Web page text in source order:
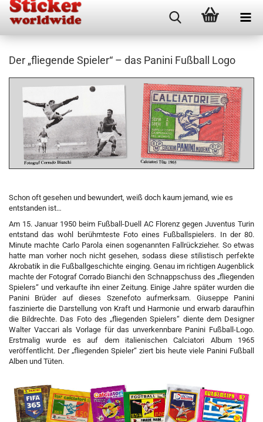
Der „fliegende Spieler“ – das Panini Fußball Logo
Schon oft gesehen und bewundert, weiß doch kaum jemand, wie es
entstanden ist…
Am 15. Januar 1950 beim Fußball-Duell AC Florenz gegen Juventus Turin
entstand das wohl berühmteste Foto eines Fußballspielers. In der 80.
Minute machte Carlo Parola einen sogenannten Fallrückzieher. So etwas
hatte man vorher noch nicht gesehen, sodass diese stilistisch perfekte
Akrobatik in die Fußballgeschichte einging. Genau im richtigen Augenblick
machte der Fotograf Corrado Bianchi den Schnappschuss des „fliegenden
Spielers“ und verkaufte ihn einer Zeitung. Einige Jahre später wurden die
Panini Brüder auf dieses Szenefoto aufmerksam. Giuseppe Panini
faszinierte die Darstellung von Kraft und Harmonie und erwarb daraufhin
die Bildrechte. Das Foto des „fliegenden Spielers“ diente dem Designer
Walter Vaccari als Vorlage für das unverkennbare Panini Fußball-Logo.
Erstmalig wurde es auf dem italienischen Calciatori Album 1965
veröffentlicht. Der „fliegenden Spieler“ ziert bis heute viele Panini Fußball
Alben und Tüten.